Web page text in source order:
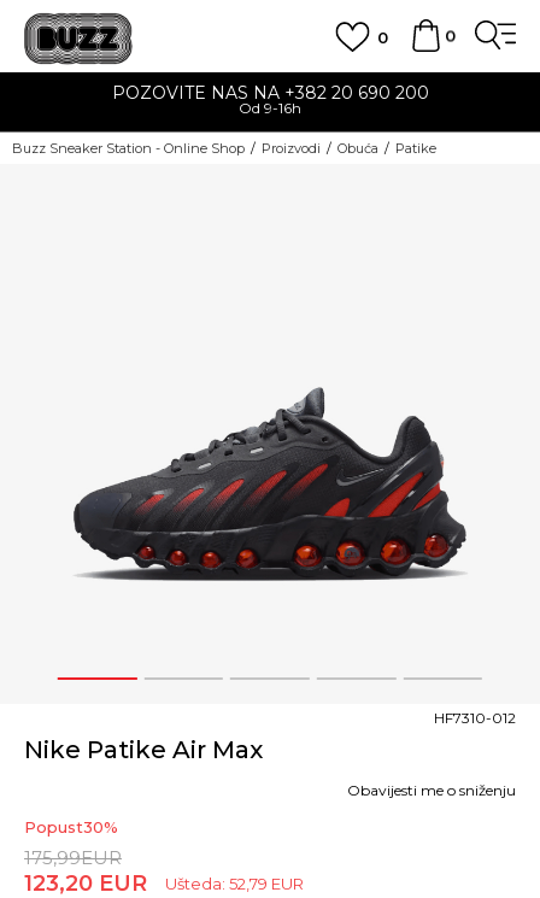
0
0
POZOVITE NAS NA +382 20 690 200
Od 9-16h
Buzz Sneaker Station - Online Shop Proizvodi Obuća Patike
1 2 3 4 5
Nike Patike Air Max
HF7310-012
Popust30%
175,99EUR
123,20 EUR Ušteda: 52,79 EUR
Obavijesti me o sniženju